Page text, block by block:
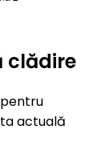
clădire
actuală